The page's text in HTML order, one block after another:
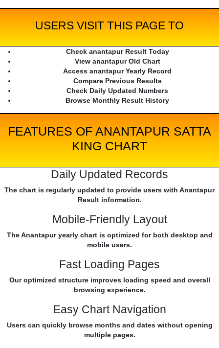
USERS VISIT THIS PAGE TO
Check anantapur Result Today
View anantapur Old Chart
Access anantapur Yearly Record
Compare Previous Results
Check Daily Updated Numbers
Browse Monthly Result History
FEATURES OF ANANTAPUR SATTA
KING CHART
Daily Updated Records
The chart is regularly updated to provide users with Anantapur
Result information.
Mobile-Friendly Layout
The Anantapur yearly chart is optimized for both desktop and
mobile users.
Fast Loading Pages
Our optimized structure improves loading speed and overall
browsing experience.
Easy Chart Navigation
Users can quickly browse months and dates without opening
multiple pages.